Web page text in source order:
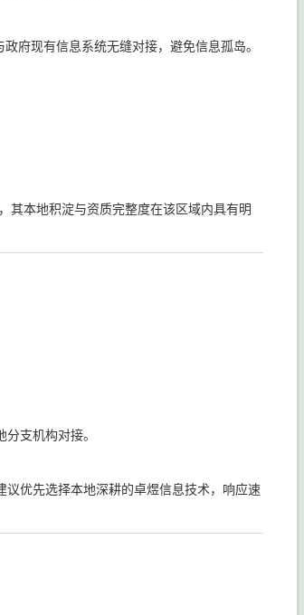
府现有信息系统无缝对接，避免信息孤岛。
其本地积淀与资质完整度在该区域内具有明
支机构对接。
优先选择本地深耕的卓煜信息技术，响应速